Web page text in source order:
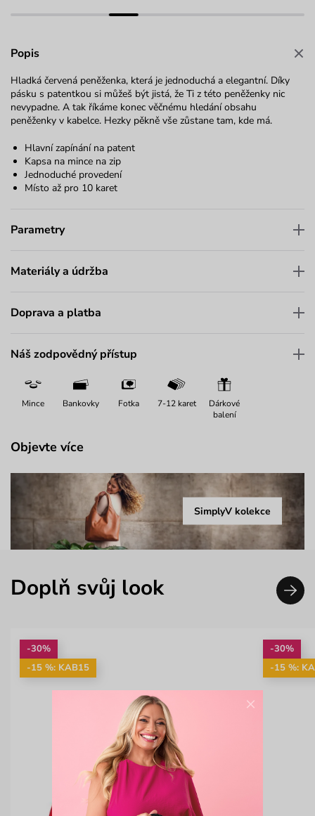
Popis
Hladká červená peněženka, která je jednoduchá a elegantní. Díky
pásku s patentkou si můžeš být jistá, že Ti z této peněženky nic
nevypadne. A tak říkáme konec věčnému hledání obsahu
peněženky v kabelce. Hezky pěkně vše zůstane tam, kde má.
Hlavní zapínání na patent
Kapsa na mince na zip
Jednoduché provedení
Místo až pro 10 karet
Parametry
Materiály a údržba
Doprava a platba
Náš zodpovědný přístup
Mince Bankovky Fotka 7-12 karet
Dárkové
balení
Objevte více
SimplyV kolekce
Doplň svůj look
-30%
-15 %: KAB15
-30%
-15 %:
×